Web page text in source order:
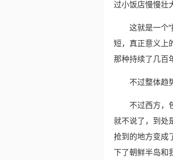
过小饭店慢慢壮
这就是一个
短，真正意义上
那种持续了几百
不过整体趋
不过西方，
就不说了，到处
抢到的地方变成
下了朝鲜半岛和